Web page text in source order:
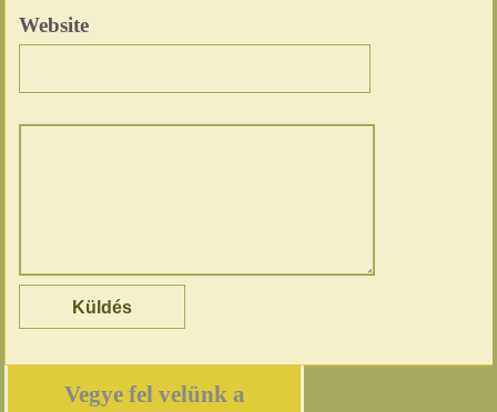
Website
Vegye fel velünk a